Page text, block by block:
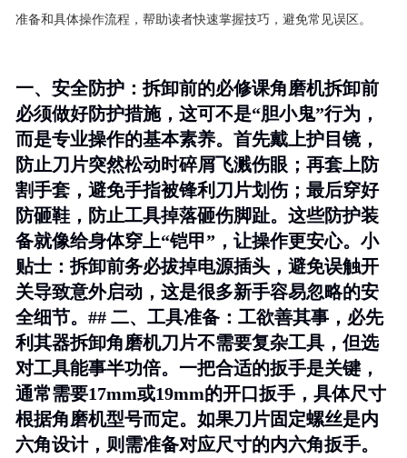
准备和具体操作流程，帮助读者快速掌握技巧，避免常见误区。
一、安全防护：拆卸前的必修课角磨机拆卸前
必须做好防护措施，这可不是“胆小鬼”行为，
而是专业操作的基本素养。首先戴上护目镜，
防止刀片突然松动时碎屑飞溅伤眼；再套上防
割手套，避免手指被锋利刀片划伤；最后穿好
防砸鞋，防止工具掉落砸伤脚趾。这些防护装
备就像给身体穿上“铠甲”，让操作更安心。 小
贴士 ：拆卸前务必拔掉电源插头，避免误触开
关导致意外启动，这是很多新手容易忽略的安
全细节。## 二、工具准备：工欲善其事，必先
利其器拆卸角磨机刀片不需要复杂工具，但选
对工具能事半功倍。一把合适的扳手是关键，
通常需要17mm或19mm的开口扳手，具体尺寸
根据角磨机型号而定。如果刀片固定螺丝是内
六角设计，则需准备对应尺寸的内六角扳手。